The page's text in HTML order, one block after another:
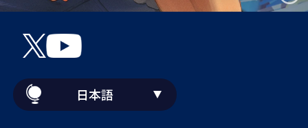
日本語